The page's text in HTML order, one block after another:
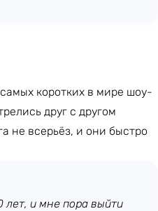
коротких в мире шоу-
друг с другом
не всерьёз, и они быстро
лет, и мне пора выйти